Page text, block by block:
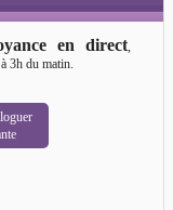
en direct,
3h du matin.